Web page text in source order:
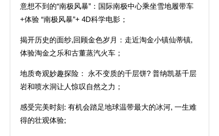
意想不到的“南极风暴”：国际南极中心乘坐雪地履带车
+体验 “南极风暴”+ 4D科学电影；
揭开历史的面纱,回顾金色岁月：走近淘金小镇仙蒂镇,
体验淘金之乐和古董蒸汽火车；
地质奇观妙趣探险： 永不变质的千层饼? 普纳凯基千层
岩和喷水洞让人惊叹自然之力；
感受完美时刻: 有机会踏足地球温带最大的冰河, 一生难
得的壮观体验;